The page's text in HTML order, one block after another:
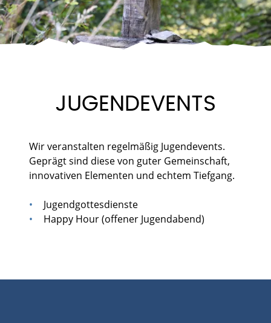
JUGENDEVENTS
Wir veranstalten regelmäßig Jugendevents.
Geprägt sind diese von guter Gemeinschaft,
innovativen Elementen und echtem Tiefgang.
Jugendgottesdienste
Happy Hour (offener Jugendabend)